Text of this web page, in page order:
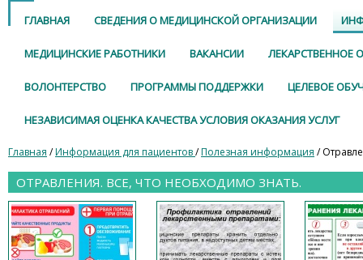
ГЛАВНАЯ СВЕДЕНИЯ О МЕДИЦИНСКОЙ ОРГАНИЗАЦИИ
МЕДИЦИНСКИЕ РАБОТНИКИ ВАКАНСИИ ЛЕКАРСТВЕННОЕ
ВОЛОНТЕРСТВО ПРОГРАММЫ ПОДДЕРЖКИ ЦЕЛЕВОЕ
НЕЗАВИСИМАЯ ОЦЕНКА КАЧЕСТВА УСЛОВИЯ ОКАЗАНИЯ УСЛУГ
Главная /Информация для пациентов/Полезная информация /
ОТРАВЛЕНИЯ. ВСЕ, ЧТО НЕОБХОДИМО ЗНАТЬ.